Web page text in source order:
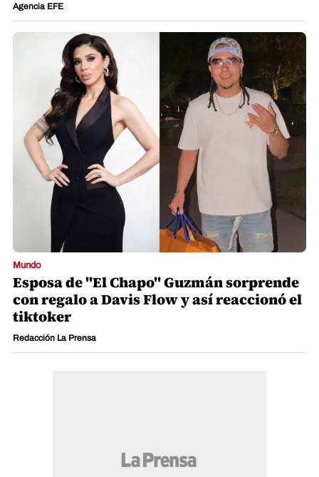
Agencia EFE
Mundo
Esposa de "El Chapo" Guzmán sorprende
con regalo a Davis Flow y así reaccionó el
tiktoker
Redacción La Prensa